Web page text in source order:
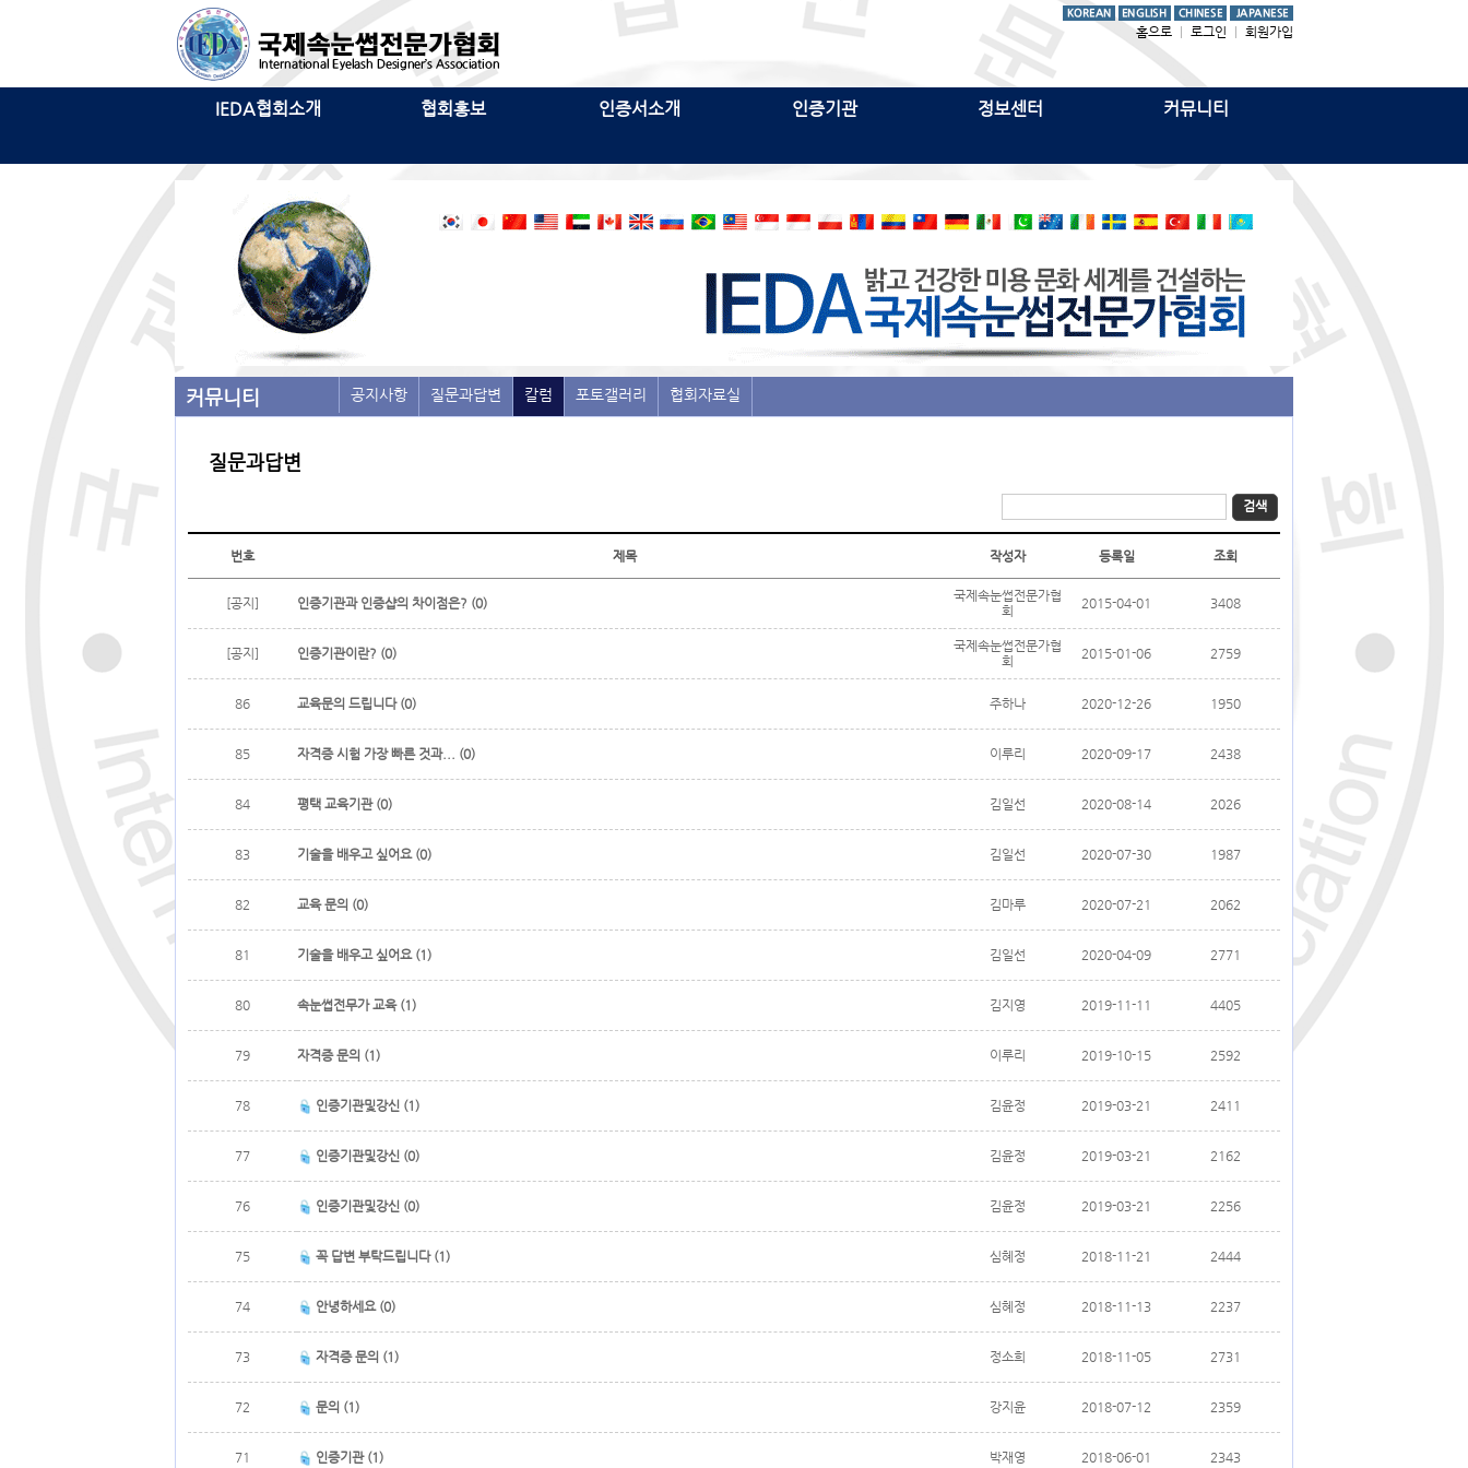
회원가입
로그인
홈으로
IEDA협회소개 협회홍보 인증서소개 인증기관 정보센터 커뮤니티
커뮤니티 공지사항 질문과답변 칼럼 포토갤러리 협회자료실
질문과답변
검색
번호 제목 작성자 등록일 조회
[공지] 인증기관과 인증샵의 차이점은? (0)
국제속눈썹전문가협
회
2015-04-01 3408
[공지] 인증기관이란? (0)
국제속눈썹전문가협
회
2015-01-06 2759
86 교육문의 드립니다 (0) 주하나 2020-12-26 1950
85 자격증 시험 가장 빠른 것과... (0) 이루리 2020-09-17 2438
84 평택 교육기관 (0) 김일선 2020-08-14 2026
83 기술을 배우고 싶어요 (0) 김일선 2020-07-30 1987
82 교육 문의 (0) 김마루 2020-07-21 2062
81 기술을 배우고 싶어요 (1) 김일선 2020-04-09 2771
80 속눈썹전무가 교육 (1) 김지영 2019-11-11 4405
79 자격증 문의 (1) 이루리 2019-10-15 2592
78 인증기관및강신 (1) 김윤정 2019-03-21 2411
77 인증기관및강신 (0) 김윤정 2019-03-21 2162
76 인증기관및강신 (0) 김윤정 2019-03-21 2256
75 꼭 답변 부탁드립니다 (1) 심혜정 2018-11-21 2444
74 안녕하세요 (0) 심혜정 2018-11-13 2237
73 자격증 문의 (1) 정소희 2018-11-05 2731
72 문의 (1) 강지윤 2018-07-12 2359
71 인증기관 (1) 박재영 2018-06-01 2343